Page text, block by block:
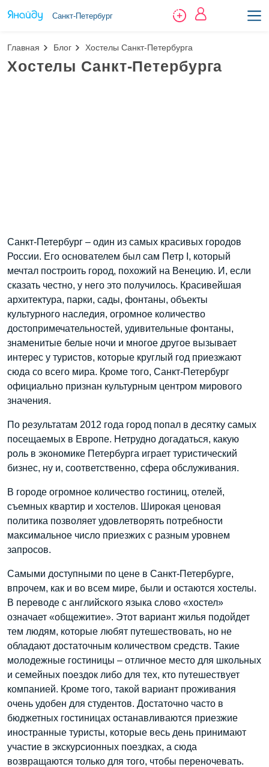
Санкт-Петербург
Главная Блог Хостелы Санкт-Петербурга
Хостелы Санкт-Петербурга
Санкт-Петербург – один из самых красивых городов
России. Его основателем был сам Петр I, который
мечтал построить город, похожий на Венецию. И, если
сказать честно, у него это получилось. Красивейшая
архитектура, парки, сады, фонтаны, объекты
культурного наследия, огромное количество
достопримечательностей, удивительные фонтаны,
знаменитые белые ночи и многое другое вызывает
интерес у туристов, которые круглый год приезжают
сюда со всего мира. Кроме того, Санкт-Петербург
официально признан культурным центром мирового
значения.
По результатам 2012 года город попал в десятку самых
посещаемых в Европе. Нетрудно догадаться, какую
роль в экономике Петербурга играет туристический
бизнес, ну и, соответственно, сфера обслуживания.
В городе огромное количество гостиниц, отелей,
съемных квартир и хостелов. Широкая ценовая
политика позволяет удовлетворять потребности
максимальное число приезжих с разным уровнем
запросов.
Самыми доступными по цене в Санкт-Петербурге,
впрочем, как и во всем мире, были и остаются хостелы.
В переводе с английского языка слово «хостел»
означает «общежитие». Этот вариант жилья подойдет
тем людям, которые любят путешествовать, но не
обладают достаточным количеством средств. Такие
молодежные гостиницы – отличное место для школьных
и семейных поездок либо для тех, кто путешествует
компанией. Кроме того, такой вариант проживания
очень удобен для студентов. Достаточно часто в
бюджетных гостиницах останавливаются приезжие
иностранные туристы, которые весь день принимают
участие в экскурсионных поездках, а сюда
возвращаются только для того, чтобы переночевать.